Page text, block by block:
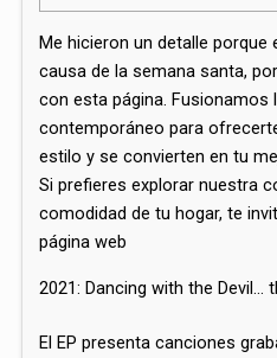
Me hicieron un detalle
causa de la semana santa,
con esta página. Fusionamos
contemporáneo para
estilo y se convierten en tu
Si prefieres explorar nuestra
comodidad de tu hogar, te
página web
2021: Dancing with the Devil…
El EP presenta canciones